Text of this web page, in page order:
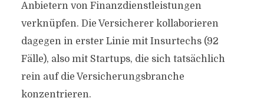
Anbietern von Finanzdienstleistungen
verknüpfen. Die Versicherer kollaborieren
dagegen in erster Linie mit Insurtechs (92
Fälle), also mit Startups, die sich tatsächlich
rein auf die Versicherungsbranche
konzentrieren.